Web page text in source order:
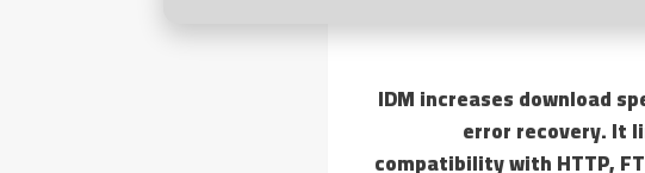
IDM increases download
error recovery. It
compatibility with HTTP,